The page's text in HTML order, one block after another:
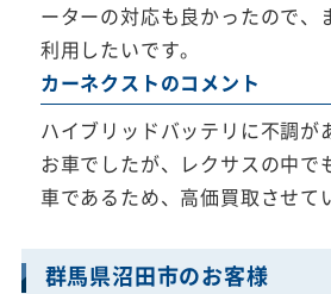
ーターの対応も良かったので、
利用したいです。
カーネクストのコメント
ハイブリッドバッテリに不調が
お車でしたが、レクサスの中で
車であるため、高価買取させて
群馬県沼田市のお客様